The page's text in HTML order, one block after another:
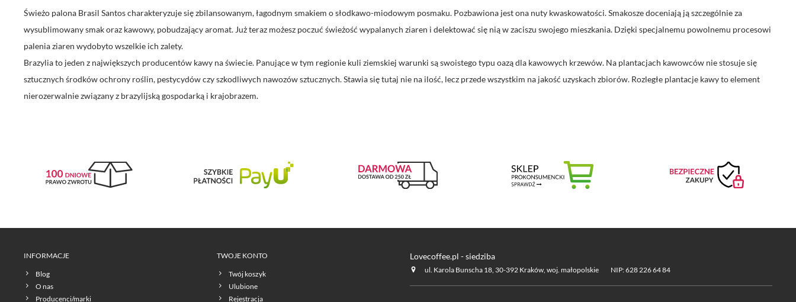
Świeżo palona Brasil Santos charakteryzuje się zbilansowanym, łagodnym smakiem o słodkawo-miodowym posmaku. Pozbawiona jest ona nuty kwaskowatości. Smakosze doceniają ją szczególnie za
wysublimowany smak oraz kawowy, pobudzający aromat. Już teraz możesz poczuć świeżość wypalanych ziaren i delektować się nią w zaciszu swojego mieszkania. Dzięki specjalnemu powolnemu procesowi
palenia ziaren wydobyto wszelkie ich zalety.
Brazylia to jeden z największych producentów kawy na świecie. Panujące w tym regionie kuli ziemskiej warunki są swoistego typu oazą dla kawowych krzewów. Na plantacjach kawowców nie stosuje się
sztucznych środków ochrony roślin, pestycydów czy szkodliwych nawozów sztucznych. Stawia się tutaj nie na ilość, lecz przede wszystkim na jakość uzyskach zbiorów. Rozległe plantacje kawy to element
nierozerwalnie związany z brazylijską gospodarką i krajobrazem.
INFORMACJE
Blog
O nas
Producenci/marki
TWOJE KONTO
Twój koszyk
Ulubione
Rejestracja
Lovecoffee.pl - siedziba
ul. Karola Bunscha 18, 30-392 Kraków, woj. małopolskie NIP: 628 226 64 84